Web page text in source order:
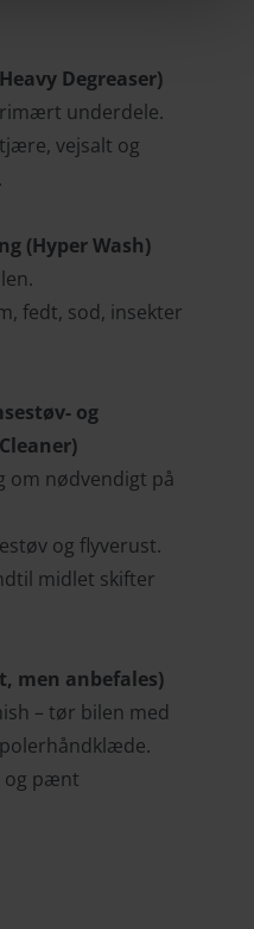
Degreaser)
underdele.
vejsalt og
(Hyper Wash)
fedt, sod, insekter
og
om nødvendigt på
og flyverust.
midlet skifter
men anbefales)
– tør bilen med
og pænt